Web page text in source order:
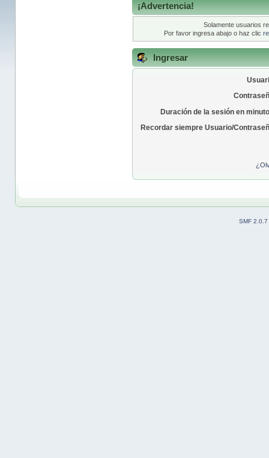
¡Advertencia!
Solamente usuarios
Por favor ingresa abajo o haz clic
Ingresar
Duración de la sesión en
Recordar siempre Usuario/
SMF 2.0.7